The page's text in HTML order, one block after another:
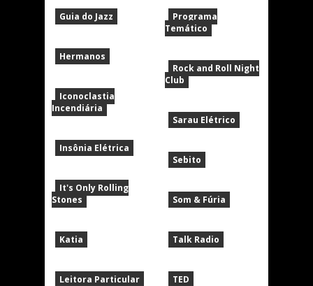
Guia do Jazz
Hermanos
Iconoclastia
Incendiária
Insônia Elétrica
It's Only Rolling
Stones
Katia
Leitora Particular
Programa
Temático
Rock and Roll Night
Club
Sarau Elétrico
Sebito
Som & Fúria
Talk Radio
TED